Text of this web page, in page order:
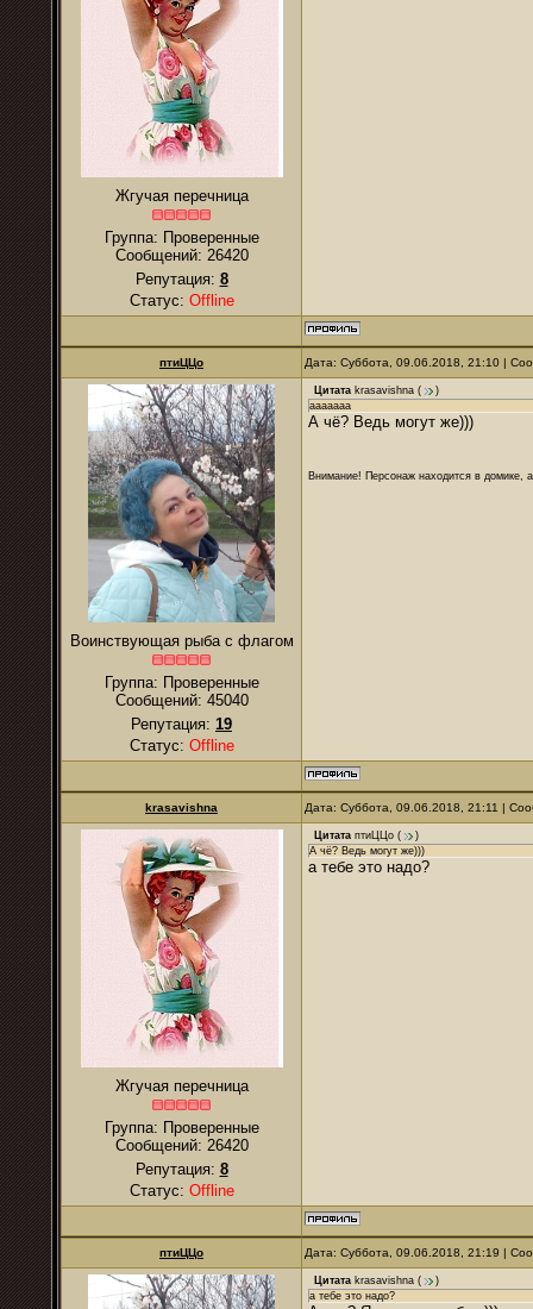
Жгучая перечница
Группа: Проверенные
Сообщений: 26420
Репутация: 8
Статус: Offline
птиЦЦо Дата: Суббота, 09.06.2018, 21:10 |
Воинствующая рыба с флагом
Группа: Проверенные
Сообщений: 45040
Репутация: 19
Статус: Offline
Цитата krasavishna (
)
ааааааа
А чё? Ведь могут же)))
Внимание! Персонаж находится в домике,
krasavishna Дата: Суббота, 09.06.2018, 21:11 |
Жгучая перечница
Группа: Проверенные
Сообщений: 26420
Репутация: 8
Статус: Offline
Цитата птиЦЦо (
)
А чё? Ведь могут же)))
а тебе это надо?
птиЦЦо Дата: Суббота, 09.06.2018, 21:19 |
Цитата krasavishna (
)
а тебе это надо?